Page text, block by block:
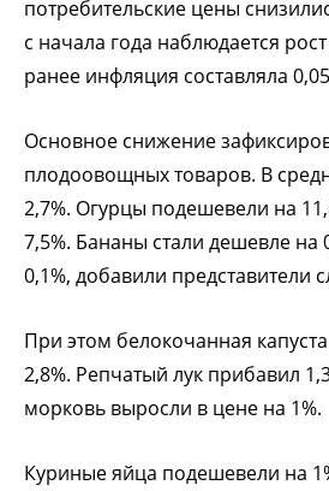
потребительские цены
с начала года наблюдается
ранее инфляция составляла
Основное снижение
плодоовощных товаров. В
2,7%. Огурцы подешевели на
7,5%. Бананы стали дешевле на
0,1%, добавили представители
При этом белокочанная
2,8%. Репчатый лук прибавил
морковь выросли в цене на 1%.
Куриные яйца подешевели на